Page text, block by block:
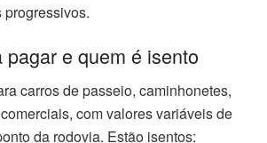
e quem é isento
carros de passeio, caminhonetes,
com valores variáveis de
da rodovia. Estão isentos: